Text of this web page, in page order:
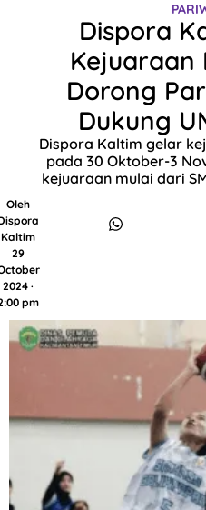
Dispora
Kejuaraan
Dorong
Dukung
Dispora Kaltim gelar
pada 30 Oktober-3
kejuaraan mulai dari
Oleh
Kaltim
29
2024 ·
pm